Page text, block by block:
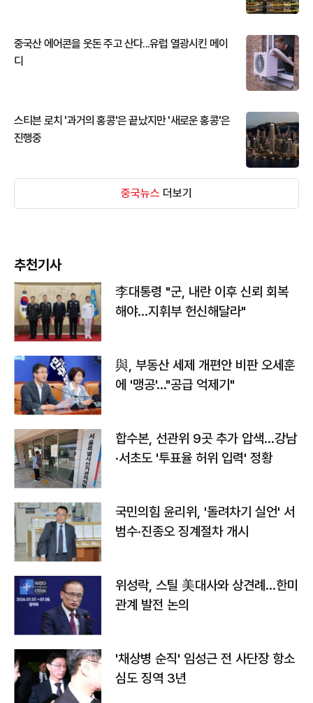
중국산 에어콘을 웃돈 주고 산다...유럽 열광시킨 메이
디
스티븐 로치 '과거의 홍콩'은 끝났지만 '새로운 홍콩'은
진행중
중국뉴스 더보기
추천기사
李대통령 "군, 내란 이후 신뢰 회복
해야…지휘부 헌신해달라"
與, 부동산 세제 개편안 비판 오세훈
에 '맹공'…"공급 억제기"
합수본, 선관위 9곳 추가 압색…강남
·서초도 '투표율 허위 입력' 정황
국민의힘 윤리위, '돌려차기 실언' 서
범수·진종오 징계절차 개시
위성락, 스틸 美대사와 상견례…한미
관계 발전 논의
'채상병 순직' 임성근 전 사단장 항소
심도 징역 3년